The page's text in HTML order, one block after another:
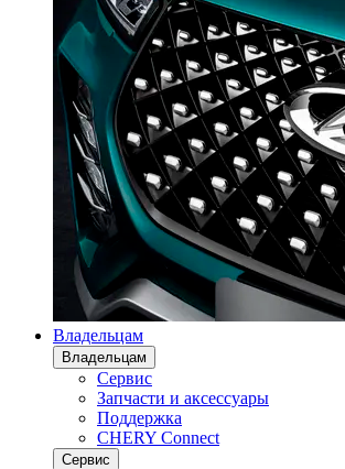
Владельцам
Владельцам
Сервис
Запчасти и аксессуары
Поддержка
CHERY Connect
Сервис